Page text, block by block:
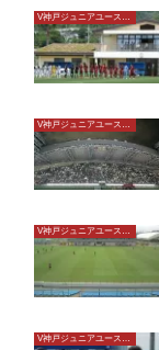
V神戸ジュニアユースU15
V神戸ジュニアユースU15
V神戸ジュニアユースU15